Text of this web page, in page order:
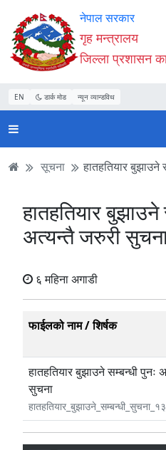
Accessibility
Mode
सुरु
गर्नुहोस्
सामाग्री
पढ्नुहाेस्
नेभिगेसन
पढ्नुहाेस्
वेबसाइट
खोजमा
जानुहोस्
नेपाल सरकार
गृह मन्त्रालय
जिल्ला प्रशासन
EN डार्क मोड न्यून व्यान्डविथ
सूचना हातहतियार बुझाउने
हातहतियार बुझाउने
अत्यन्तै जरुरी
६ महिना अगाडी
फाईलको नाम / शिर्षक
हातहतियार बुझाउने सम्बन्धी पुनः
सुचना